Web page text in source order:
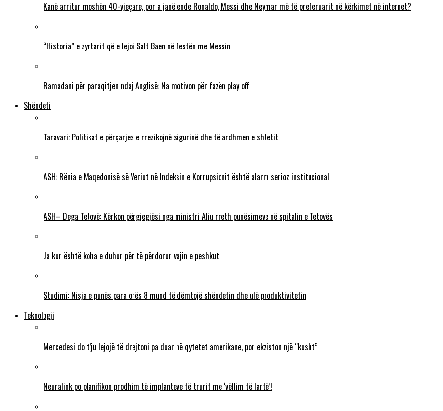
Kanë arritur moshën 40-vjeçare, por a janë ende Ronaldo, Messi dhe Neymar më të preferuarit në kërkimet në internet?
“Historia” e zyrtarit që e lejoi Salt Baen në festën me Messin
Ramadani për paraqitjen ndaj Anglisë: Na motivon për fazën play off
Shëndeti
Taravari: Politikat e përçarjes e rrezikojnë sigurinë dhe të ardhmen e shtetit
ASH: Rënia e Maqedonisë së Veriut në Indeksin e Korrupsionit është alarm serioz institucional
ASH– Dega Tetovë: Kërkon përgjegjësi nga ministri Aliu rreth punësimeve në spitalin e Tetovës
Ja kur është koha e duhur për të përdorur vajin e peshkut
Studimi: Nisja e punës para orës 8 mund të dëmtojë shëndetin dhe ulë produktivitetin
Teknologji
Mercedesi do t’ju lejojë të drejtoni pa duar në qytetet amerikane, por ekziston një “kusht”
Neuralink po planifikon prodhim të implanteve të trurit me ‘vëllim të lartë’!